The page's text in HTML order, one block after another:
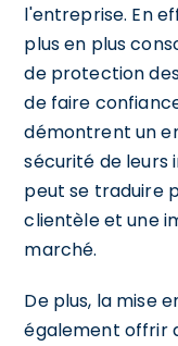
l'entreprise. En
plus en plus
de protection
de faire
démontrent un
sécurité de leurs
peut se traduire
clientèle et une
marché.
De plus, la mise
également offrir